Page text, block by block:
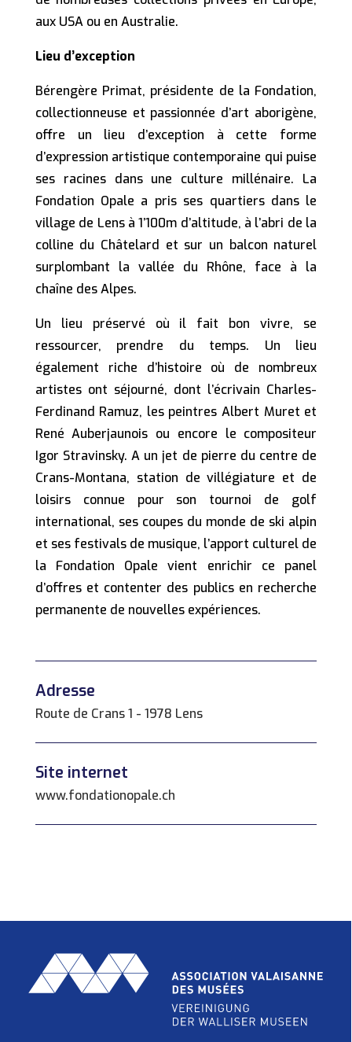
aux USA ou en Australie.
Lieu d’exception
Bérengère Primat, présidente de la Fondation,
collectionneuse et passionnée d’art aborigène,
offre un lieu d’exception à cette forme
d’expression artistique contemporaine qui puise
ses racines dans une culture millénaire. La
Fondation Opale a pris ses quartiers dans le
village de Lens à 1’100m d’altitude, à l’abri de la
colline du Châtelard et sur un balcon naturel
surplombant la vallée du Rhône, face à la
chaîne des Alpes.
Un lieu préservé où il fait bon vivre, se
ressourcer, prendre du temps. Un lieu
également riche d’histoire où de nombreux
artistes ont séjourné, dont l’écrivain Charles-
Ferdinand Ramuz, les peintres Albert Muret et
René Auberjaunois ou encore le compositeur
Igor Stravinsky. A un jet de pierre du centre de
Crans-Montana, station de villégiature et de
loisirs connue pour son tournoi de golf
international, ses coupes du monde de ski alpin
et ses festivals de musique, l’apport culturel de
la Fondation Opale vient enrichir ce panel
d’offres et contenter des publics en recherche
permanente de nouvelles expériences.
Adresse
Route de Crans 1 - 1978 Lens
Site internet
www.fondationopale.ch